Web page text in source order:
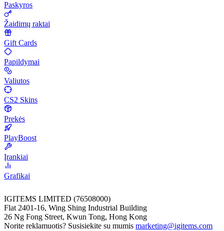
Paskyros
Žaidimų raktai
Gift Cards
Papildymai
Valiutos
CS2 Skins
Prekės
PlayBoost
Įrankiai
Grafikai
IGITEMS LIMITED (76508000)
Flat 2401-16, Wing Shing Industrial Building
26 Ng Fong Street, Kwun Tong, Hong Kong
Norite reklamuotis? Susisiekite su mumis marketing@igitems.com